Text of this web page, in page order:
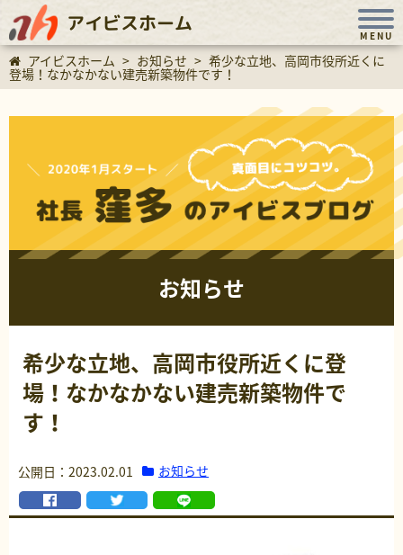
アイビスホーム
MENU
アイビスホーム > お知らせ > 希少な立地、高岡市役所近くに
登場！なかなかない建売新築物件です！
お知らせ
希少な立地、高岡市役所近くに登
場！なかなかない建売新築物件で
す！
公開日：2023.02.01 お知らせ